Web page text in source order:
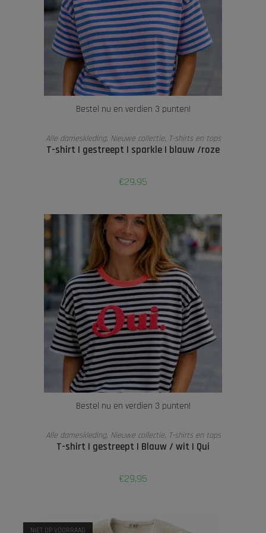
Bestel nu en verdien 3 punten!
LEES VERDER
Alle dameskleding, Nieuwe collectie, T-shirts en tops
T-shirt | gestreept | sparkle | blauw /roze
€29,95
Bestel nu en verdien 3 punten!
TOEVOEGEN AAN WINKELWAGEN
Alle dameskleding, Nieuwe collectie, T-shirts en tops
T-shirt | gestreept | Blauw / wit | Qui
€29,95
NIET OP VOORRAAD